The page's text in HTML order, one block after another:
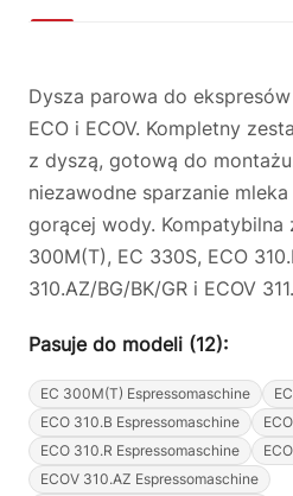
Dysza parowa do
ECO i ECOV. Kompletny
z dyszą, gotową do
niezawodne sparzanie
gorącej wody. Kompatybilna
300M(T), EC 330S, ECO
310.AZ/BG/BK/GR i ECOV
Pasuje do modeli (12):
EC 300M(T) Espressomaschine
ECO 310.B Espressomaschine
ECO 310.R Espressomaschine
ECOV 310.AZ Espressomaschine